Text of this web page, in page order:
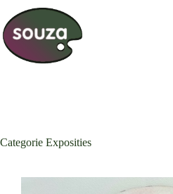
Categorie Exposities